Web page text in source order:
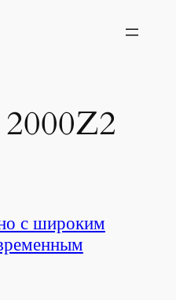
2000Z2
с широким